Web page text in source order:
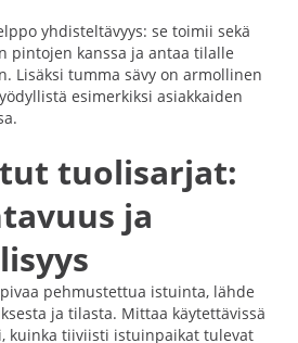
yhdisteltävyys: se toimii sekä
pintojen kanssa ja antaa tilalle
Lisäksi tumma sävy on armollinen
esimerkiksi asiakkaiden
tuolisarjat:
ja
pehmustettua istuinta, lähde
ja tilasta. Mittaa käytettävissä
kuinka tiiviisti istuinpaikat tulevat